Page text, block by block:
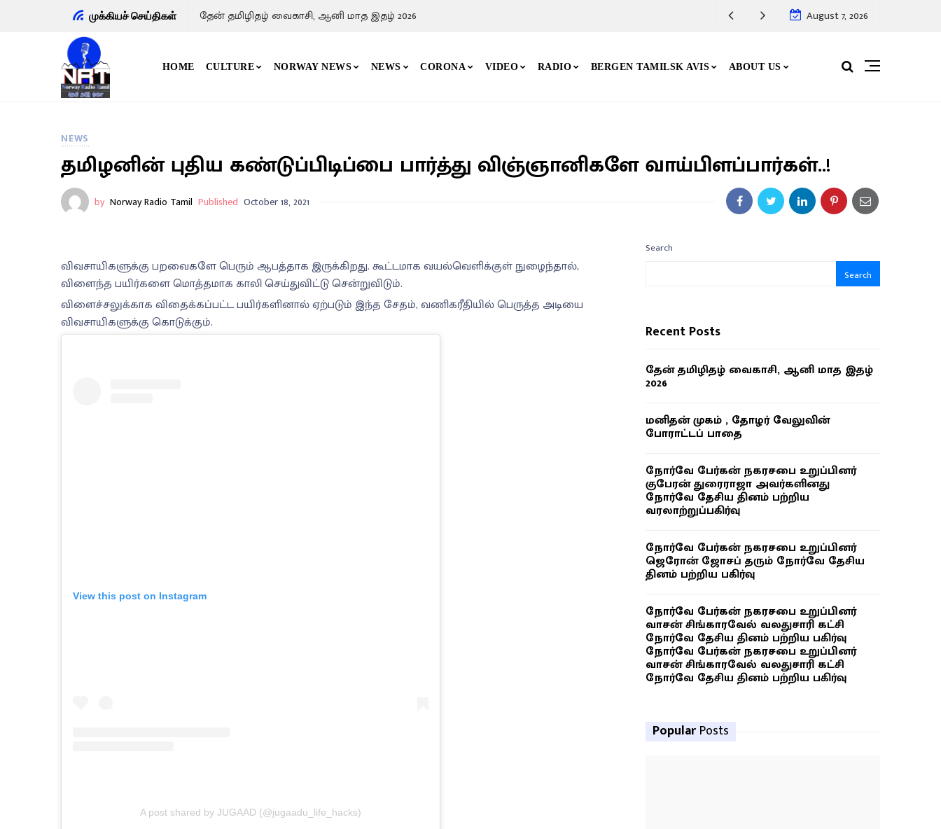
முக்கியச் செய்திகள் தேன் தமிழிதழ் வைகாசி, ஆனி மாத இதழ் 2026 August 7, 2026
HOME CULTURE NORWAY NEWS NEWS CORONA VIDEO RADIO BERGEN TAMILSK AVIS ABOUT US
NEWS
தமிழனின் புதிய கண்டுப்பிடிப்பை பார்த்து விஞ்ஞானிகளே வாய்பிளப்பார்கள்..!
by Norway Radio Tamil Published October 18, 2021
விவசாயிகளுக்கு பறவைகளே பெரும் ஆபத்தாக இருக்கிறது. கூட்டமாக வயல்வெளிக்குள் நுழைந்தால்,
விளைந்த பயிர்களை மொத்தமாக காலி செய்துவிட்டு சென்றுவிடும்.
விளைச்சலுக்காக விதைக்கப்பட்ட பயிர்களினால் ஏற்படும் இந்த சேதம், வணிகரீதியில் பெருத்த அடியை
விவசாயிகளுக்கு கொடுக்கும்.
View this post on Instagram
A post shared by JUGAAD (@jugaadu_life_hacks)
Search
Search
Recent Posts
தேன் தமிழிதழ் வைகாசி, ஆனி மாத இதழ்
2026
மனிதன் முகம் , தோழர் வேலுவின்
போராட்டப் பாதை
நோர்வே பேர்கன் நகரசபை உறுப்பினர்
குபேரன் துரைராஜா அவர்களினது
நோர்வே தேசிய தினம் பற்றிய
வரலாற்றுப்பகிர்வு
நோர்வே பேர்கன் நகரசபை உறுப்பினர்
ஜெரோன் ஜோசப் தரும் நோர்வே தேசிய
தினம் பற்றிய பகிர்வு
நோர்வே பேர்கன் நகரசபை உறுப்பினர்
வாசன் சிங்காரவேல் வலதுசாரி கட்சி
நோர்வே தேசிய தினம் பற்றிய பகிர்வு
நோர்வே பேர்கன் நகரசபை உறுப்பினர்
வாசன் சிங்காரவேல் வலதுசாரி கட்சி
நோர்வே தேசிய தினம் பற்றிய பகிர்வு
Popular Posts